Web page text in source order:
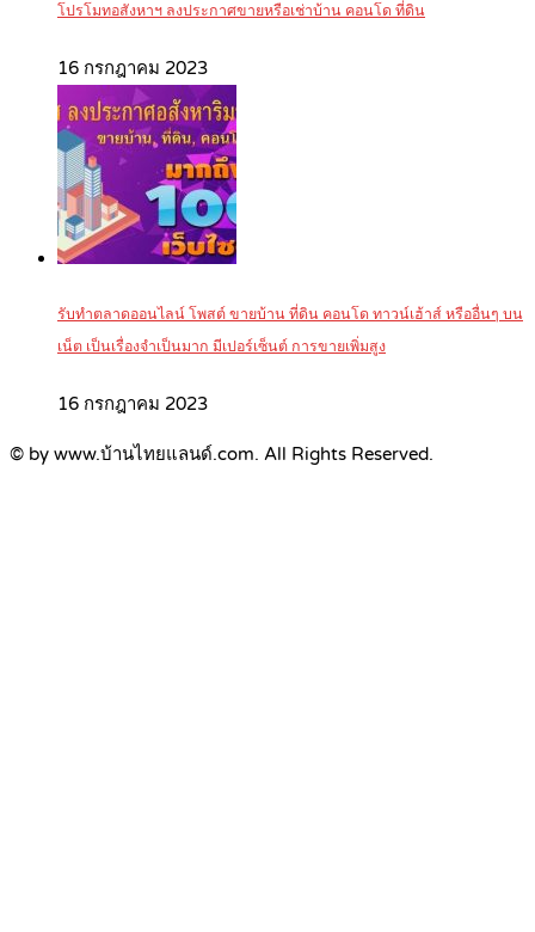
โปรโมทอสังหาฯ ลงประกาศขายหรือเช่าบ้าน คอนโด ที่ดิน
16 กรกฎาคม 2023
รับทำตลาดออนไลน์ โพสต์ ขายบ้าน ที่ดิน คอนโด ทาวน์เฮ้าส์ หรืออื่นๆ บน
เน็ต เป็นเรื่องจำเป็นมาก มีเปอร์เซ็นต์ การขายเพิ่มสูง
16 กรกฎาคม 2023
© by www.บ้านไทยแลนด์.com. All Rights Reserved.